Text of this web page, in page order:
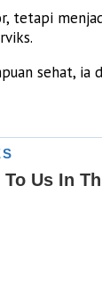
tetapi
sehat,